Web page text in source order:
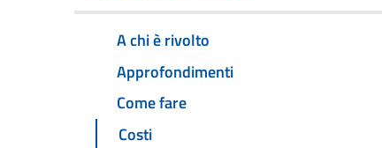
A chi è rivolto
Approfondimenti
Come fare
Costi